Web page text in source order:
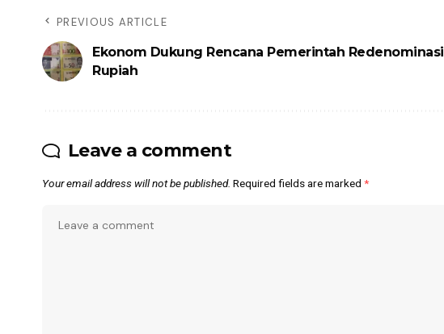
PREVIOUS ARTICLE
Ekonom Dukung Rencana Pemerintah Redenominasi
Rupiah
Leave a comment
Your email address will not be published. Required fields are marked *